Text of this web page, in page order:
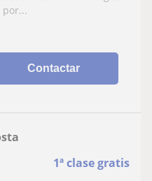
por...
Contactar
1ª clase gratis